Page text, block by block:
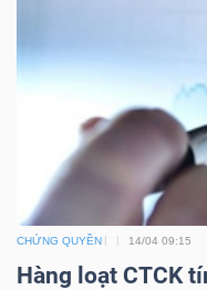
CHỨNG QUYỀN 14/04 09:15
Hàng loạt CTCK
NGHỆ
THÔNG
TIN